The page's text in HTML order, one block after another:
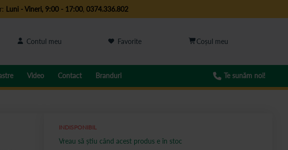
Luni - Vineri, 9:00 - 17:00, 0374.336.802
Contul meu Favorite
Video Contact Branduri Te sunăm noi!
INDISPONIBIL
Vreau să știu când acest produs e în stoc